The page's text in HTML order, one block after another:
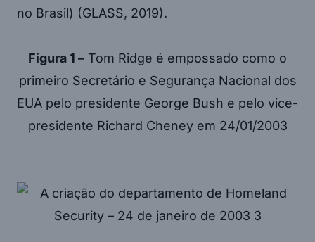
no Brasil) (GLASS, 2019).
Figura 1 – Tom Ridge é empossado como o
primeiro Secretário e Segurança Nacional dos
EUA pelo presidente George Bush e pelo vice-
presidente Richard Cheney em 24/01/2003